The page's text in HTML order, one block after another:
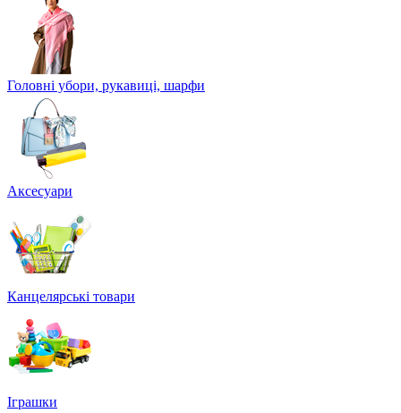
Головні убори, рукавиці, шарфи
Аксесуари
Канцелярські товари
Іграшки